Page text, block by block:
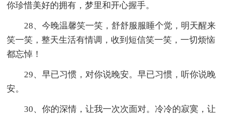
你珍惜美好的拥有，梦里和开心握手。
28、今晚温馨笑一笑，舒舒服服睡个觉，明天醒来
笑一笑，整天生活有情调，收到短信笑一笑，一切烦恼
都忘悼！
29、早已习惯，对你说晚安。早已习惯，听你说晚
安。
30、你的深情，让我一次次面对。冷冷的寂寞，让